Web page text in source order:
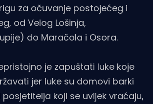
za očuvanje postojećeg i
od Velog Lošinja,
do Maračola i Osora.
je zapuštati luke koje
jer luke su domovi barki
posjetitelja koji se uvijek vraćaju,